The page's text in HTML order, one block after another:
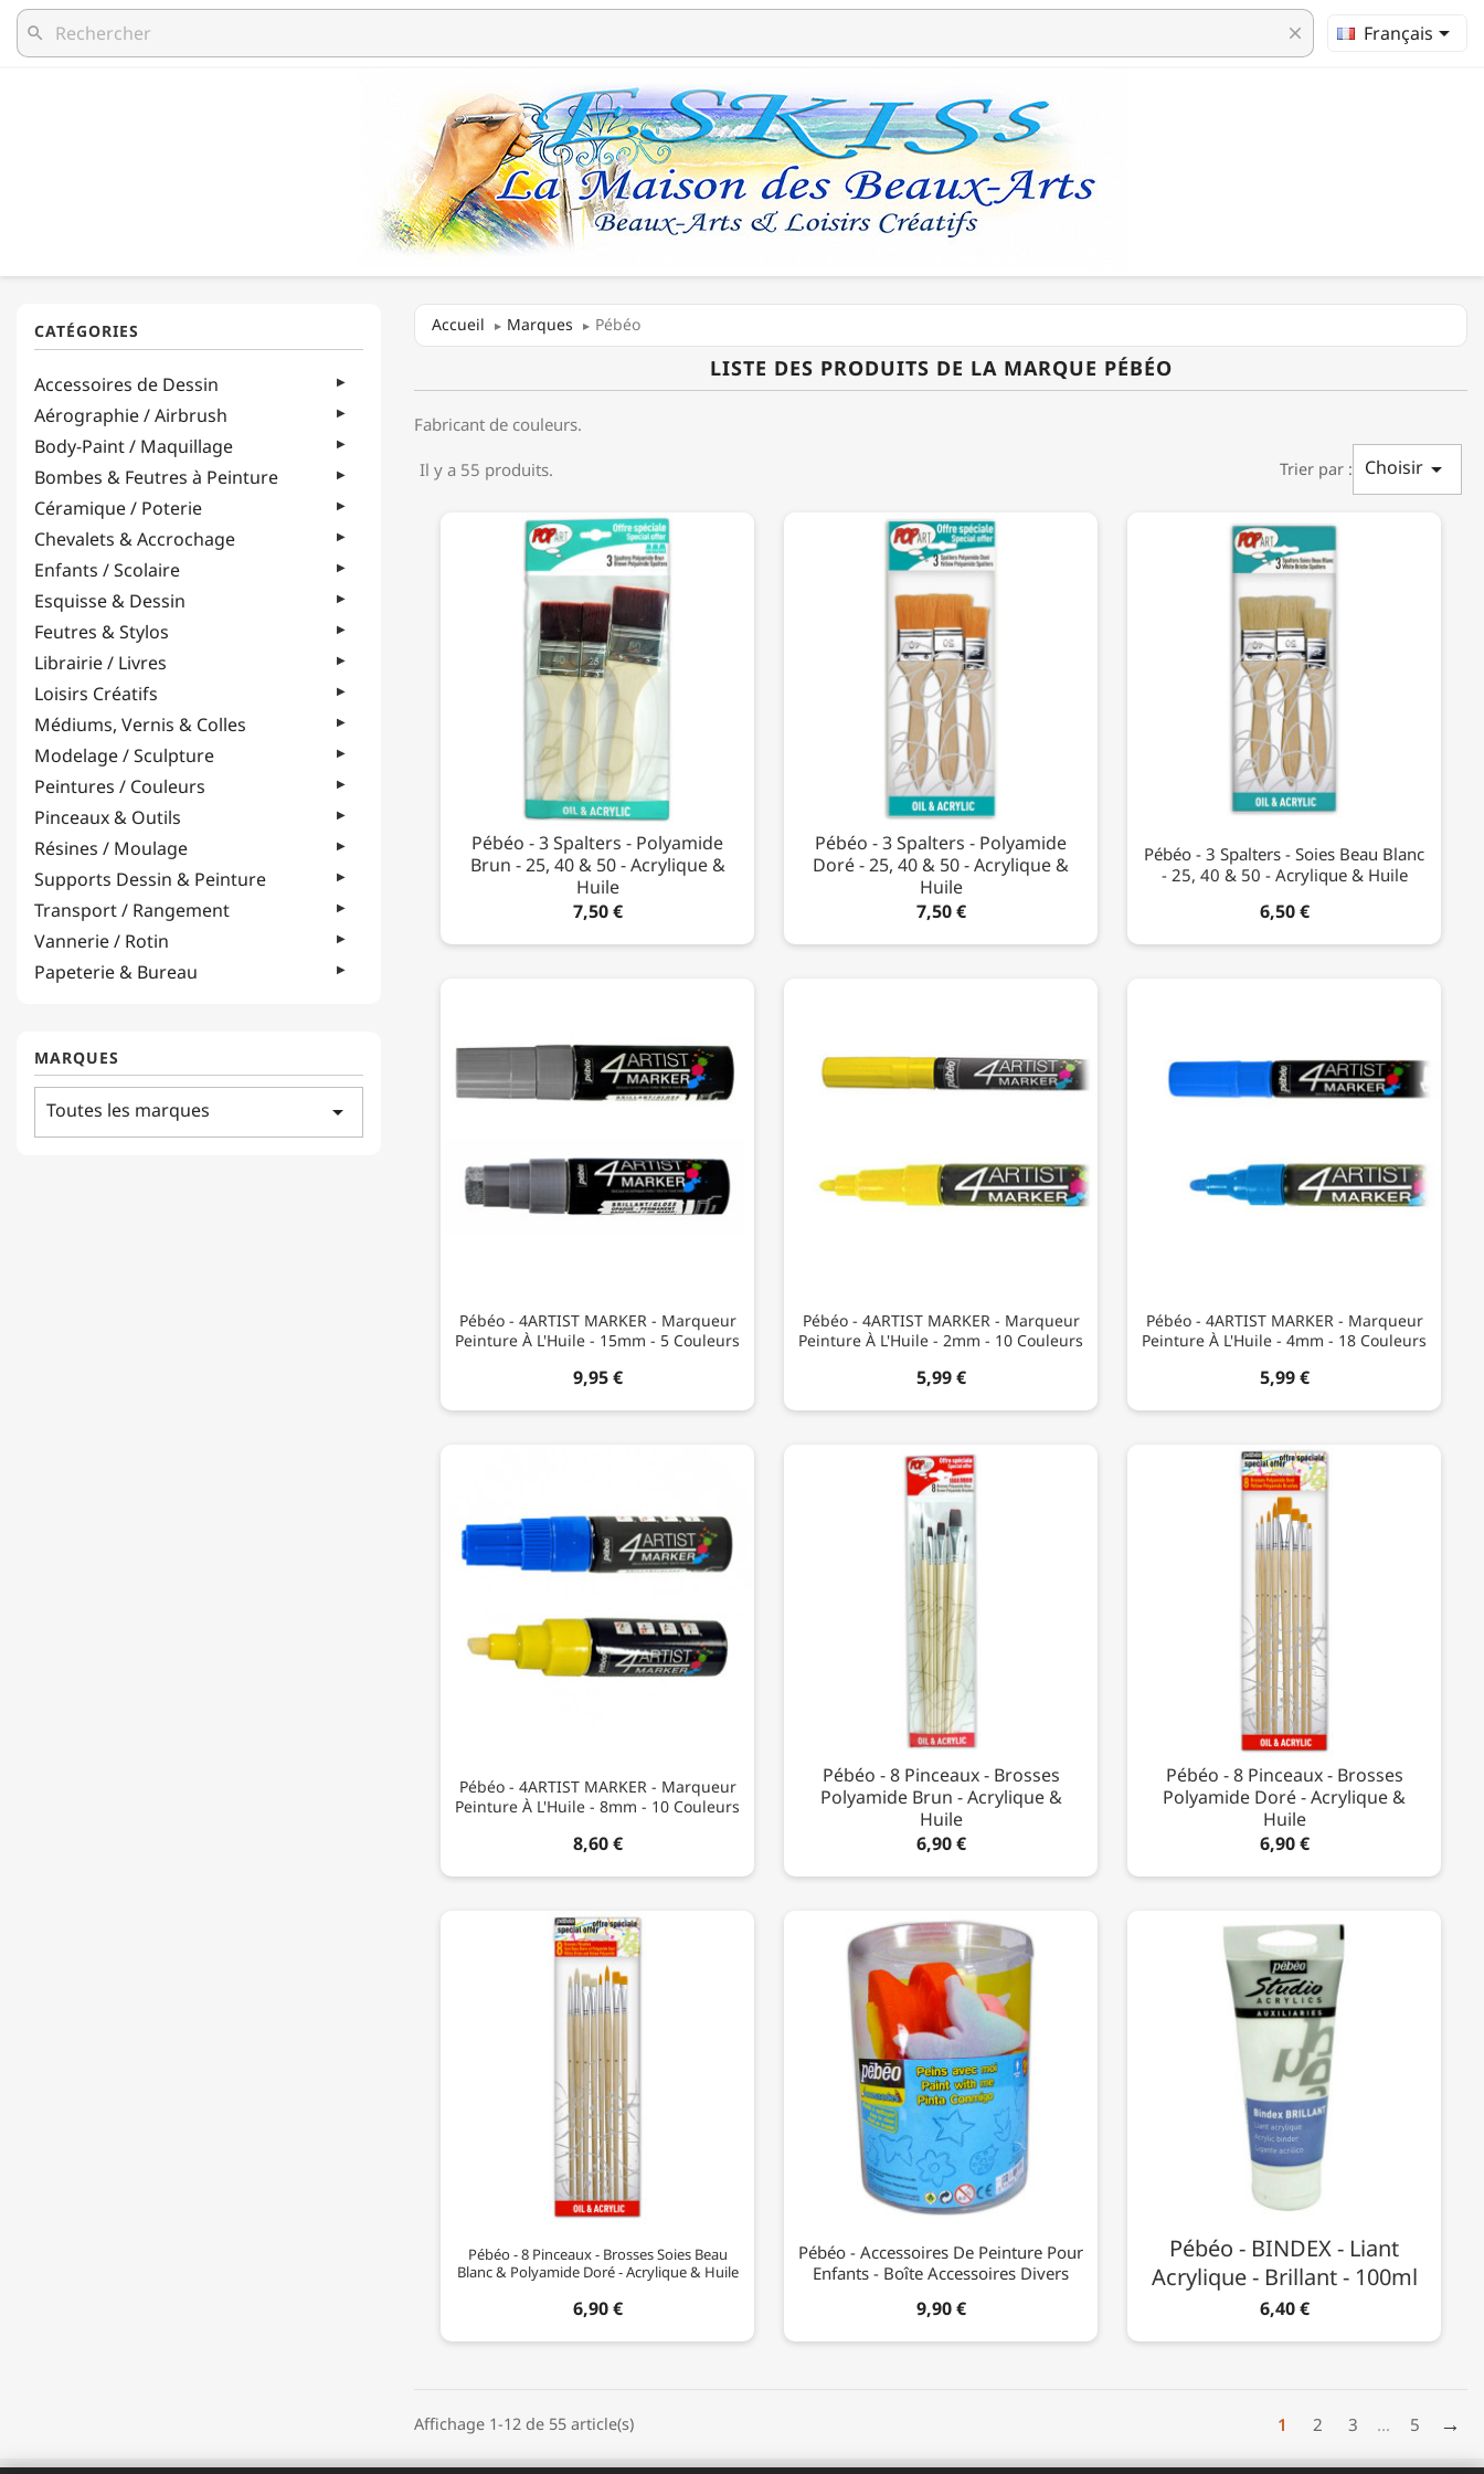
search clear Français
Accessoires de Dessin
Aérographie / Airbrush
Body-Paint / Maquillage
Bombes & Feutres à Peinture
Céramique / Poterie
Chevalets & Accrochage
Enfants / Scolaire
Esquisse & Dessin
Feutres & Stylos
Librairie / Livres
Loisirs Créatifs
Médiums, Vernis & Colles
Modelage / Sculpture
Peintures / Couleurs
Pinceaux & Outils
Résines / Moulage
Supports Dessin & Peinture
Transport / Rangement
Vannerie / Rotin
Papeterie & Bureau
MARQUES
Toutes les marques arrow_drop_down
Accueil Marques Pébéo
LISTE DES PRODUITS DE LA MARQUE PÉBÉO
Fabricant de couleurs.
Il y a 55 produits. Trier par : Choisir 
Pébéo - 3 Spalters - Polyamide
Brun - 25, 40 & 50 - Acrylique &
Huile
7,50 €
Pébéo - 3 Spalters - Polyamide
Doré - 25, 40 & 50 - Acrylique &
Huile
7,50 €
Pébéo - 3 Spalters - Soies Beau Blanc
- 25, 40 & 50 - Acrylique & Huile
6,50 €
Pébéo - 4ARTIST MARKER - Marqueur
Peinture À L'Huile - 15mm - 5 Couleurs
9,95 €
Pébéo - 4ARTIST MARKER - Marqueur
Peinture À L'Huile - 2mm - 10 Couleurs
5,99 €
Pébéo - 4ARTIST MARKER - Marqueur
Peinture À L'Huile - 4mm - 18 Couleurs
5,99 €
Pébéo - 4ARTIST MARKER - Marqueur
Peinture À L'Huile - 8mm - 10 Couleurs
8,60 €
Pébéo - 8 Pinceaux - Brosses
Polyamide Brun - Acrylique &
Huile
6,90 €
Pébéo - 8 Pinceaux - Brosses
Polyamide Doré - Acrylique &
Huile
6,90 €
Pébéo - 8 Pinceaux - Brosses Soies Beau
Blanc & Polyamide Doré - Acrylique & Huile
6,90 €
Pébéo - Accessoires De Peinture Pour
Enfants - Boîte Accessoires Divers
9,90 €
Pébéo - BINDEX - Liant
Acrylique - Brillant - 100ml
6,40 €
Affichage 1-12 de 55 article(s) 1 2 3 … 5 →